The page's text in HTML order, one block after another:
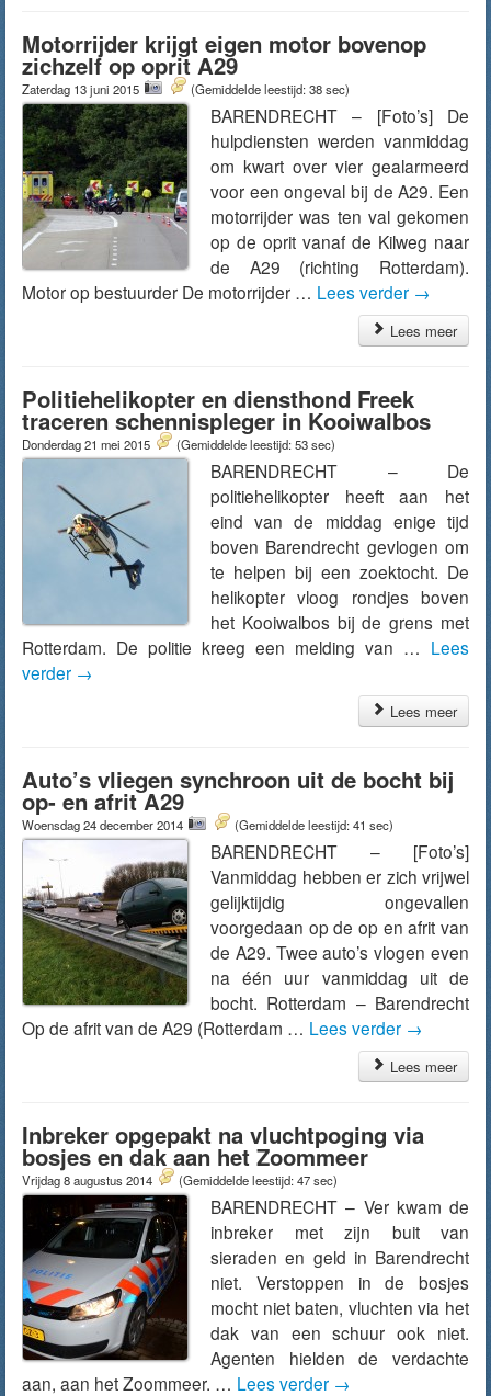
Motorrijder krijgt eigen motor bovenop
zichzelf op oprit A29
Zaterdag 13 juni 2015 (Gemiddelde leestijd: 38 sec)
BARENDRECHT – [Foto’s] De
hulpdiensten werden vanmiddag
om kwart over vier gealarmeerd
voor een ongeval bij de A29. Een
motorrijder was ten val gekomen
op de oprit vanaf de Kilweg naar
de A29 (richting Rotterdam).
Motor op bestuurder De motorrijder … Lees verder →
Lees meer
Politiehelikopter en diensthond Freek
traceren schennispleger in Kooiwalbos
Donderdag 21 mei 2015 (Gemiddelde leestijd: 53 sec)
BARENDRECHT – De
politiehelikopter heeft aan het
eind van de middag enige tijd
boven Barendrecht gevlogen om
te helpen bij een zoektocht. De
helikopter vloog rondjes boven
het Kooiwalbos bij de grens met
Rotterdam. De politie kreeg een melding van … Lees
verder →
Lees meer
Auto’s vliegen synchroon uit de bocht bij
op- en afrit A29
Woensdag 24 december 2014 (Gemiddelde leestijd: 41 sec)
BARENDRECHT – [Foto’s]
Vanmiddag hebben er zich vrijwel
gelijktijdig ongevallen
voorgedaan op de op en afrit van
de A29. Twee auto’s vlogen even
na één uur vanmiddag uit de
bocht. Rotterdam – Barendrecht
Op de afrit van de A29 (Rotterdam … Lees verder →
Lees meer
Inbreker opgepakt na vluchtpoging via
bosjes en dak aan het Zoommeer
Vrijdag 8 augustus 2014 (Gemiddelde leestijd: 47 sec)
BARENDRECHT – Ver kwam de
inbreker met zijn buit van
sieraden en geld in Barendrecht
niet. Verstoppen in de bosjes
mocht niet baten, vluchten via het
dak van een schuur ook niet.
Agenten hielden de verdachte
aan, aan het Zoommeer. … Lees verder →